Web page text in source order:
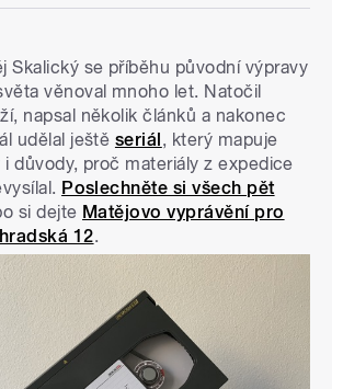
Skalický se příběhu původní výpravy
věnoval mnoho let. Natočil
napsal několik článků a nakonec
udělal ještě seriál, který mapuje
i důvody, proč materiály z expedice
Poslechněte si všech pět
si dejte Matějovo vyprávění pro
12.